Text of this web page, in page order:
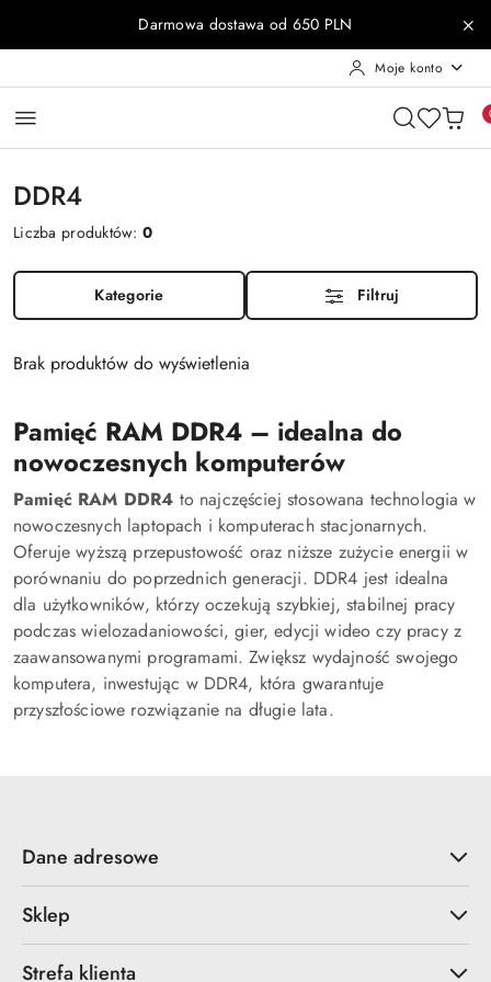
Przejdź do treści głównej
Przejdź do wyszukiwarki
Przejdź do moje konto
Przejdź do menu głównego
Przejdź do stopkiDarmowa dostawa od 650 PLN
Moje konto
DDR4
Liczba produktów:0
Kategorie Filtruj
Brak produktów do wyświetlenia
Pamięć RAM DDR4 – idealna do
nowoczesnych komputerów
Pamięć RAM DDR4 to najczęściej stosowana technologia w
nowoczesnych laptopach i komputerach stacjonarnych.
Oferuje wyższą przepustowość oraz niższe zużycie energii w
porównaniu do poprzednich generacji. DDR4 jest idealna
dla użytkowników, którzy oczekują szybkiej, stabilnej pracy
podczas wielozadaniowości, gier, edycji wideo czy pracy z
zaawansowanymi programami. Zwiększ wydajność swojego
komputera, inwestując w DDR4, która gwarantuje
przyszłościowe rozwiązanie na długie lata.
Dane adresowe
Sklep
Strefa klienta